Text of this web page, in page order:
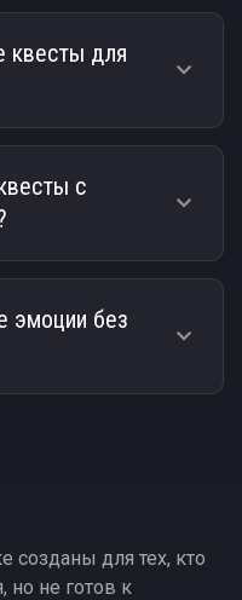
квесты для
с
эмоции без
созданы для тех, кто
но не готов к